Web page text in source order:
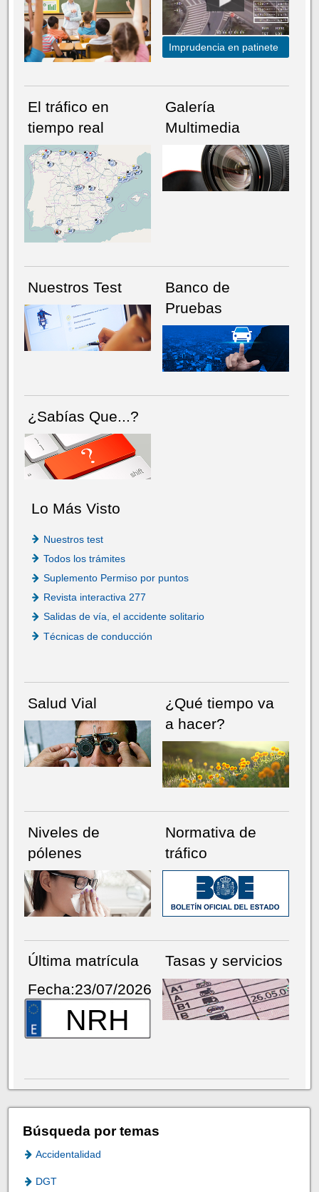
NÚMERO ACTUALHEMEROTECA
Imprudencia en patinete
El tráfico en
tiempo real
Galería
Multimedia
Nuestros Test
Banco de
Pruebas
¿Sabías Que...?
Lo Más Visto
Nuestros test
Todos los trámites
Suplemento Permiso por puntos
Revista interactiva 277
Salidas de vía, el accidente solitario
Técnicas de conducción
Salud Vial
¿Qué tiempo va
a hacer?
Niveles de
pólenes
Normativa de
tráfico
Última matrícula
Fecha:23/07/2026
NRH
Tasas y servicios
Búsqueda por temas
Accidentalidad
DGT